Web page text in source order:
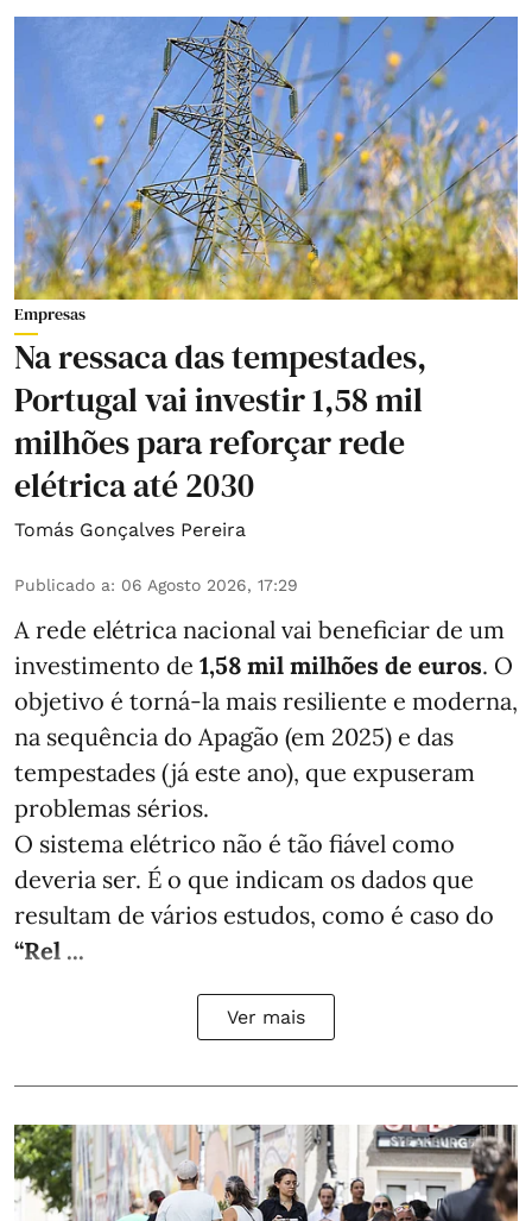
Empresas
Na ressaca das tempestades,
Portugal vai investir 1,58 mil
milhões para reforçar rede
elétrica até 2030
Tomás Gonçalves Pereira
Publicado a: 06 Agosto 2026, 17:29
A rede elétrica nacional vai beneficiar de um
investimento de 1,58 mil milhões de euros. O
objetivo é torná-la mais resiliente e moderna,
na sequência do Apagão (em 2025) e das
tempestades (já este ano), que expuseram
problemas sérios.
O sistema elétrico não é tão fiável como
deveria ser. É o que indicam os dados que
resultam de vários estudos, como é caso do
“Rel ...
Ver mais